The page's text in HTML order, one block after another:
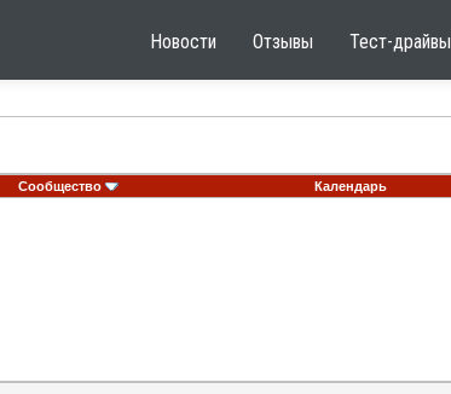
Новости Отзывы Тест-драйвы
Сообщество Календарь